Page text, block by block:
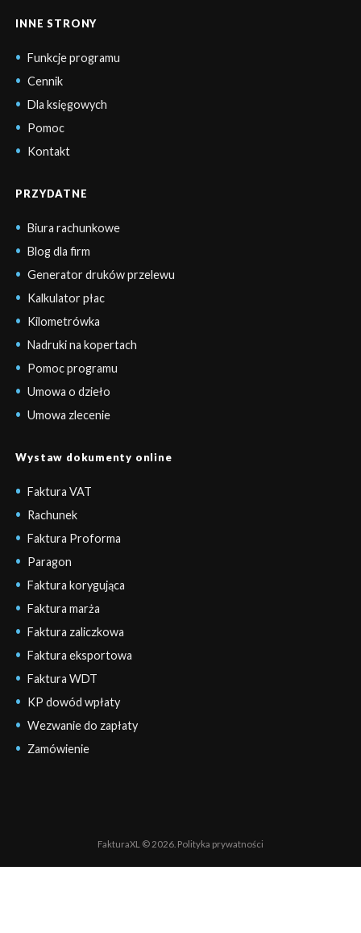
INNE STRONY
Funkcje programu
Cennik
Dla księgowych
Pomoc
Kontakt
PRZYDATNE
Biura rachunkowe
Blog dla firm
Generator druków przelewu
Kalkulator płac
Kilometrówka
Nadruki na kopertach
Pomoc programu
Umowa o dzieło
Umowa zlecenie
Wystaw dokumenty online
Faktura VAT
Rachunek
Faktura Proforma
Paragon
Faktura korygująca
Faktura marża
Faktura zaliczkowa
Faktura eksportowa
Faktura WDT
KP dowód wpłaty
Wezwanie do zapłaty
Zamówienie
FakturaXL © 2026. Polityka prywatności